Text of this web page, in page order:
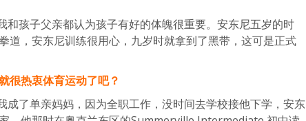
和孩子父亲都认为孩子有好的体魄很重要。安东尼五岁的时
道，安东尼训练很用心，九岁时就拿到了黑带，这可是正式
很热衷体育运动了吧？
成了单亲妈妈，因为全职工作，没时间去学校接他下学，安东